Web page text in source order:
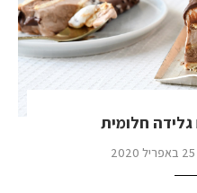
גלידה חלומית
25 באפריל 2020